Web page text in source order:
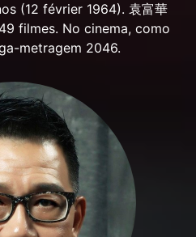
(12 février 1964). 袁富華
filmes. No cinema, como
metragem 2046.